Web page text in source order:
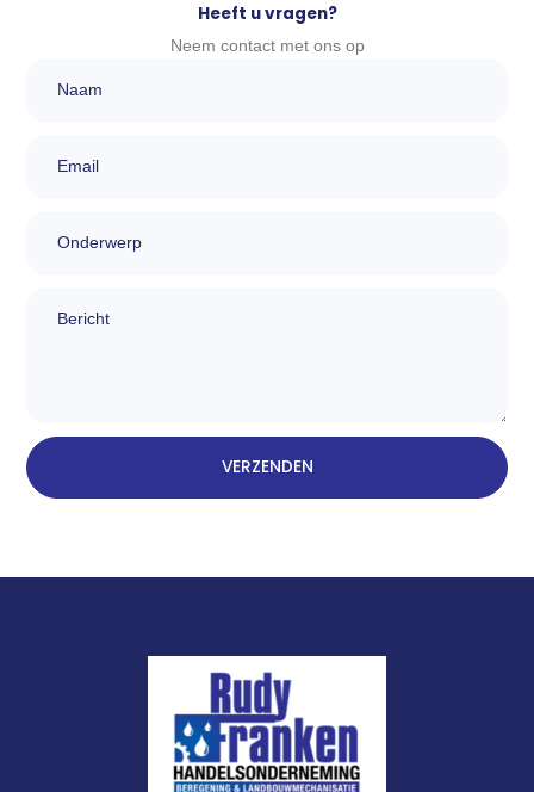
Heeft u vragen?
Neem contact met ons op
VERZENDEN